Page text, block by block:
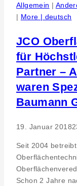
Allgemein |
| More | deutsch
JCO
für
Partner –
waren
Baumann
19. Januar 2018
Seit 2004
Schon 2 Jahre